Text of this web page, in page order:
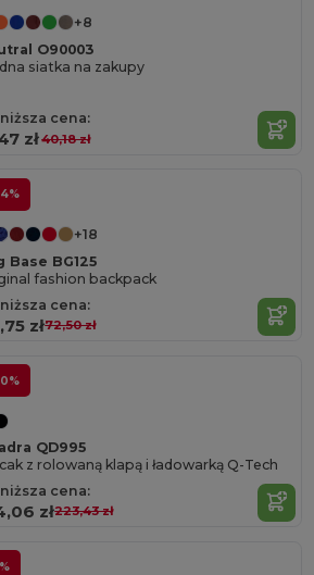
+8
O90003
siatka na zakupy
cena:
zł40,18 zł
+18
Base BG125
fashion backpack
cena:
zł72,50 zł
QD995
z rolowaną klapą i ładowarką Q-Tech
cena:
zł223,43 zł